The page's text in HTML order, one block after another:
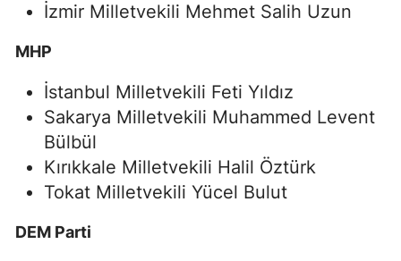
İzmir Milletvekili Mehmet Salih Uzun
MHP
İstanbul Milletvekili Feti Yıldız
Sakarya Milletvekili Muhammed Levent
Bülbül
Kırıkkale Milletvekili Halil Öztürk
Tokat Milletvekili Yücel Bulut
DEM Parti